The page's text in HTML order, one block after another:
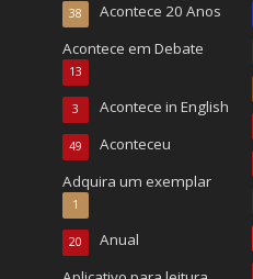
Acontece 20 Anos
38
Acontece em Debate
13
Acontece in English
3
Aconteceu
49
Adquira um exemplar
1
Anual
20